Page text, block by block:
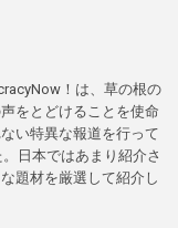
！は、草の根の
をとどけることを使命
い特異な報道を行って
日本ではあまり紹介さ
題材を厳選して紹介し